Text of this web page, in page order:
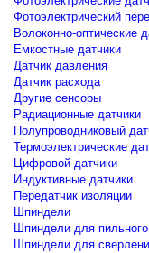
Фотоэлектрический
Волоконно-оптические
Емкостные датчики
Датчик давления
Датчик расхода
Другие сенсоры
Радиационные датчики
Полупроводниковый
Термоэлектрические
Цифровой датчики
Индуктивные датчики
Передатчик изоляции
Шпиндели
Шпиндели для
Шпиндели для